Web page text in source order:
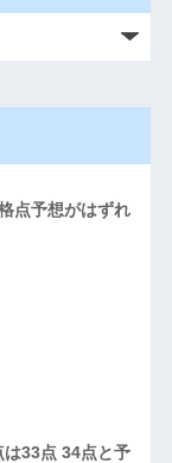
点予想がはずれ
33点 34点と予